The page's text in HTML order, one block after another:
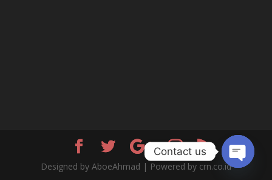
Designed by AboeAhmad | Powered by crn.co.id
Contact us